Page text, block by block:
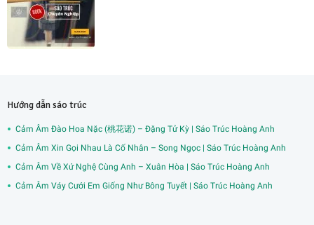
Hướng dẫn sáo trúc
Cảm Âm Đào Hoa Nặc (桃花诺) – Đặng Tử Kỳ | Sáo Trúc Hoàng Anh
Cảm Âm Xin Gọi Nhau Là Cố Nhân – Song Ngọc | Sáo Trúc Hoàng Anh
Cảm Âm Về Xứ Nghệ Cùng Anh – Xuân Hòa | Sáo Trúc Hoàng Anh
Cảm Âm Váy Cưới Em Giống Như Bông Tuyết | Sáo Trúc Hoàng Anh